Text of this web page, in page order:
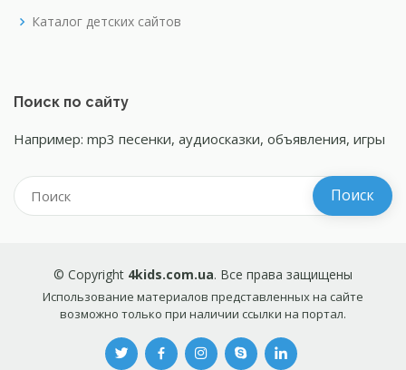
Каталог детских сайтов
Поиск по сайту
Например: mp3 песенки, аудиосказки, объявления, игры
© Copyright 4kids.com.ua. Все права защищены
Использование материалов представленных на сайте
возможно только при наличии ссылки на портал.